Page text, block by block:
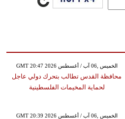
GMT 20:47 2026 الخميس ,06 آب / أغسطس
محافظة القدس تطالب بتحرك دولي عاجل
لحماية المخيمات الفلسطينية
GMT 20:39 2026 الخميس ,06 آب / أغسطس